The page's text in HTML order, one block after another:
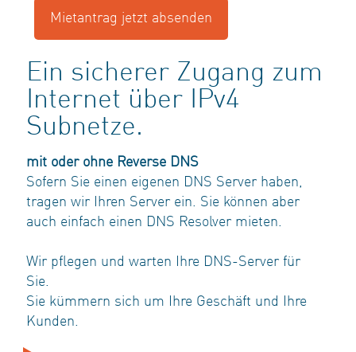
Ein sicherer Zugang zum
Internet über IPv4
Subnetze.
mit oder ohne Reverse DNS
Sofern Sie einen eigenen DNS Server haben,
tragen wir Ihren Server ein. Sie können aber
auch einfach einen DNS Resolver mieten.
Wir pflegen und warten Ihre DNS-Server für
Sie.
Sie kümmern sich um Ihre Geschäft und Ihre
Kunden.